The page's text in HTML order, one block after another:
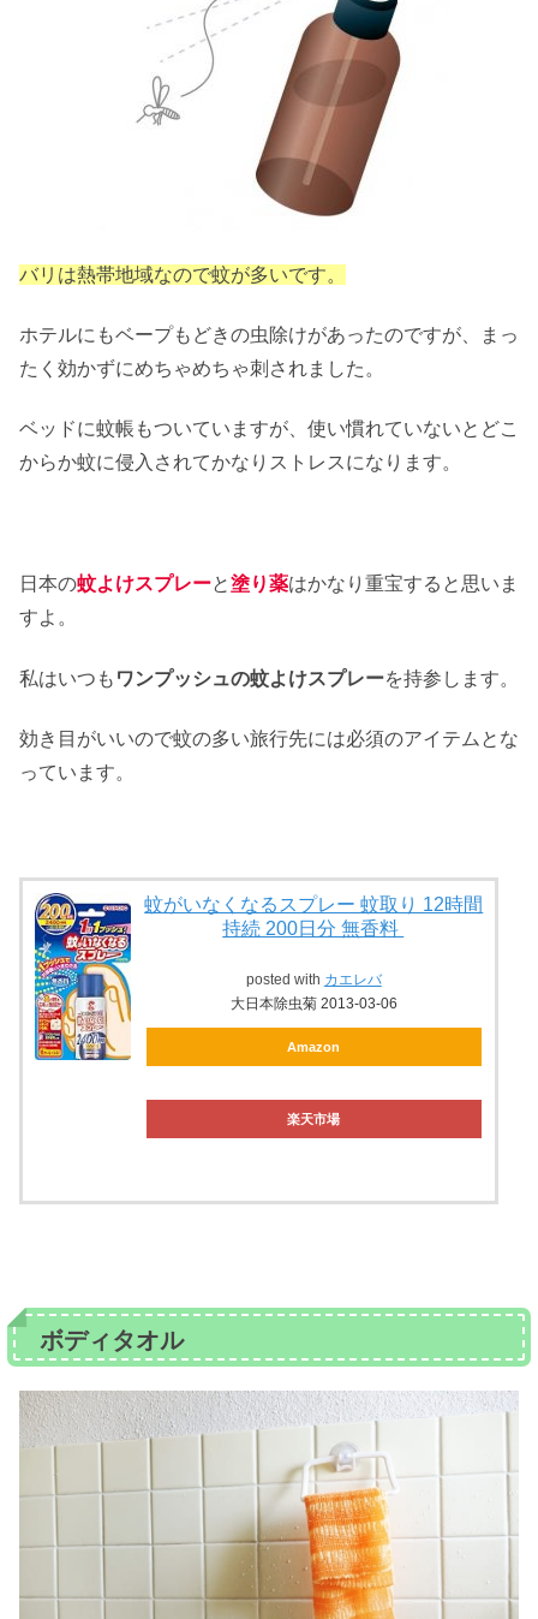
バリは熱帯地域なので蚊が多いです。
ホテルにもベープもどきの虫除けがあったのですが、まっ
たく効かずにめちゃめちゃ刺されました。
ベッドに蚊帳もついていますが、使い慣れていないとどこ
からか蚊に侵入されてかなりストレスになります。
日本の蚊よけスプレーと塗り薬はかなり重宝すると思いま
すよ。
私はいつも ワンプッシュの蚊よけスプレーを持参します。
効き目がいいので蚊の多い旅行先には必須のアイテムとな
っています。
蚊がいなくなるスプレー 蚊取り 12時間
持続 200日分 無香料
posted with カエレバ
大日本除虫菊 2013-03-06
Amazon
楽天市場
ボディタオル